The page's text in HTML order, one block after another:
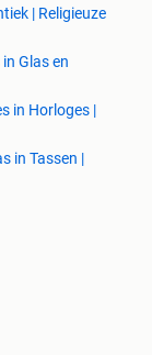
| Religieuze
Glas en
in Horloges |
in Tassen |